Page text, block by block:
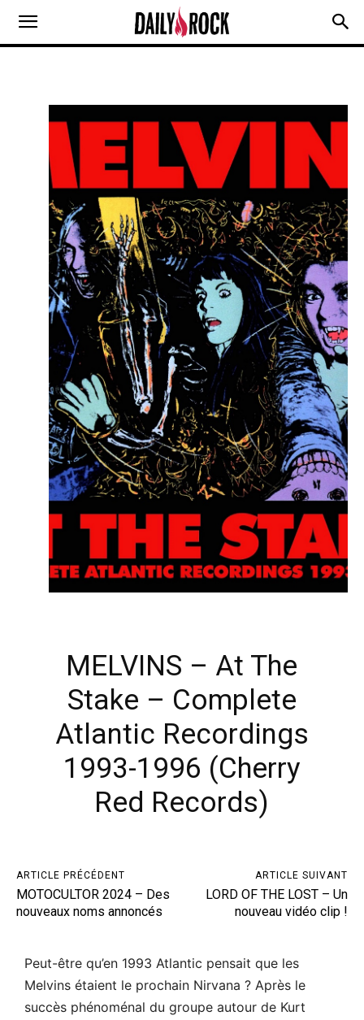
MELVINS – At The
Stake – Complete
Atlantic Recordings
1993-1996 (Cherry
Red Records)
ARTICLE PRÉCÉDENT
MOTOCULTOR 2024 – Des
nouveaux noms annoncés
ARTICLE SUIVANT
LORD OF THE LOST – Un
nouveau vidéo clip !
Peut-être qu’en 1993 Atlantic pensait que les
Melvins étaient le prochain Nirvana ? Après le
succès phénoménal du groupe autour de Kurt